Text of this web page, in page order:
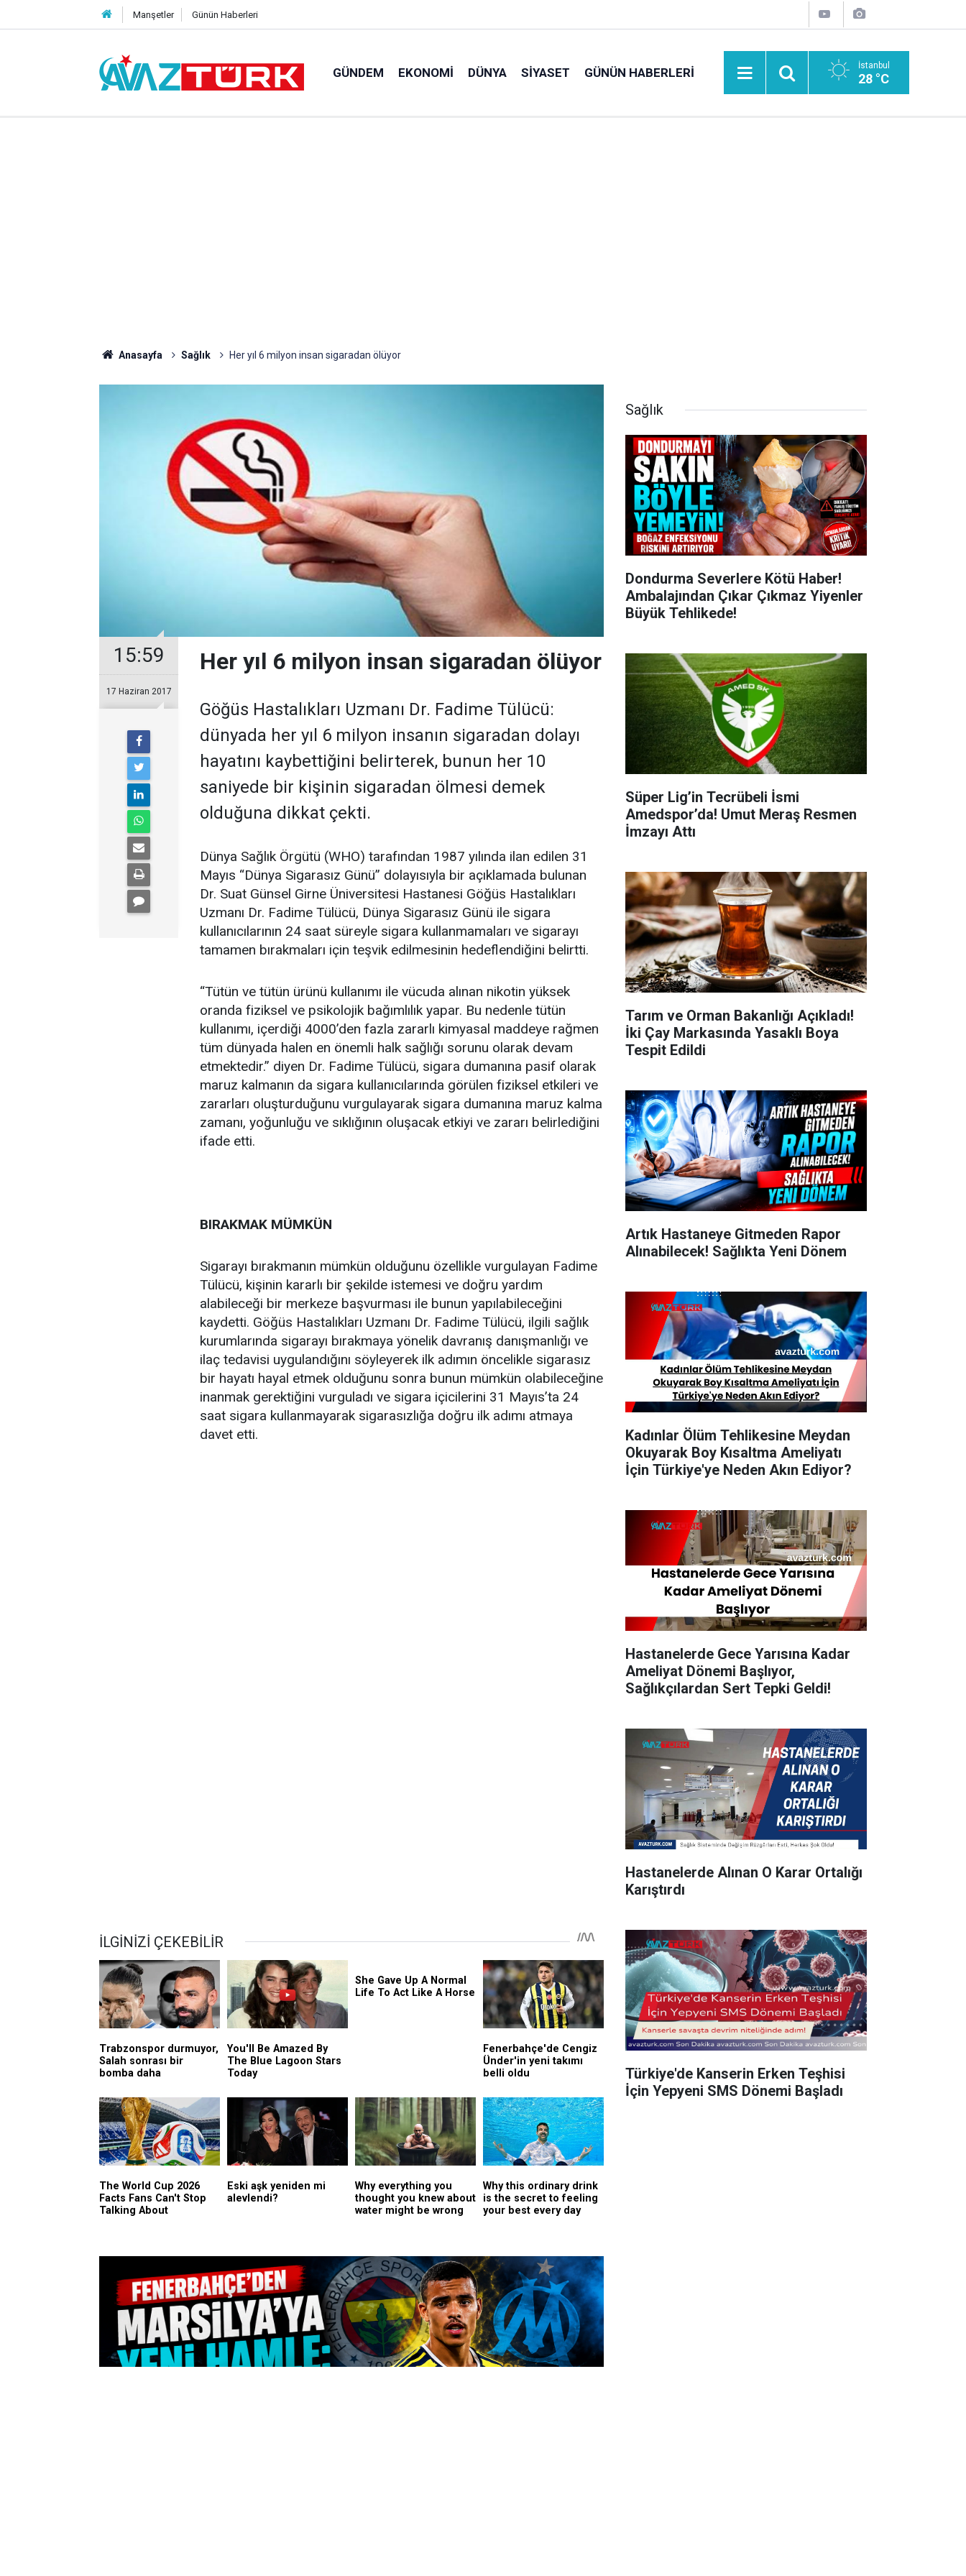
Manşetler Günün Haberleri
GÜNDEM EKONOMI DÜNYA SIYASET GÜNÜN HABERLERI İstanbul
28 °C
Anasayfa Sağlık Her yıl 6 milyon insan sigaradan ölüyor
15:59
17 Haziran 2017
Her yıl 6 milyon insan sigaradan ölüyor
Göğüs Hastalıkları Uzmanı Dr. Fadime Tülücü:
dünyada her yıl 6 milyon insanın sigaradan dolayı
hayatını kaybettiğini belirterek, bunun her 10
saniyede bir kişinin sigaradan ölmesi demek
olduğuna dikkat çekti.
Dünya Sağlık Örgütü (WHO) tarafından 1987 yılında ilan edilen 31
Mayıs “Dünya Sigarasız Günü” dolayısıyla bir açıklamada bulunan
Dr. Suat Günsel Girne Üniversitesi Hastanesi Göğüs Hastalıkları
Uzmanı Dr. Fadime Tülücü, Dünya Sigarasız Günü ile sigara
kullanıcılarının 24 saat süreyle sigara kullanmamaları ve sigarayı
tamamen bırakmaları için teşvik edilmesinin hedeflendiğini belirtti.
“Tütün ve tütün ürünü kullanımı ile vücuda alınan nikotin yüksek
oranda fiziksel ve psikolojik bağımlılık yapar. Bu nedenle tütün
kullanımı, içerdiği 4000’den fazla zararlı kimyasal maddeye rağmen
tüm dünyada halen en önemli halk sağlığı sorunu olarak devam
etmektedir.” diyen Dr. Fadime Tülücü, sigara dumanına pasif olarak
maruz kalmanın da sigara kullanıcılarında görülen fiziksel etkileri ve
zararları oluşturduğunu vurgulayarak sigara dumanına maruz kalma
zamanı, yoğunluğu ve sıklığının oluşacak etkiyi ve zararı belirlediğini
ifade etti.
BIRAKMAK MÜMKÜN
Sigarayı bırakmanın mümkün olduğunu özellikle vurgulayan Fadime
Tülücü, kişinin kararlı bir şekilde istemesi ve doğru yardım
alabileceği bir merkeze başvurması ile bunun yapılabileceğini
kaydetti. Göğüs Hastalıkları Uzmanı Dr. Fadime Tülücü, ilgili sağlık
kurumlarında sigarayı bırakmaya yönelik davranış danışmanlığı ve
ilaç tedavisi uygulandığını söyleyerek ilk adımın öncelikle sigarasız
bir hayatı hayal etmek olduğunu sonra bunun mümkün olabileceğine
inanmak gerektiğini vurguladı ve sigara içicilerini 31 Mayıs’ta 24
saat sigara kullanmayarak sigarasızlığa doğru ilk adımı atmaya
davet etti.
Sağlık
Dondurma Severlere Kötü Haber!
Ambalajından Çıkar Çıkmaz Yiyenler
Büyük Tehlikede!
Süper Lig’in Tecrübeli İsmi
Amedspor’da! Umut Meraş Resmen
İmzayı Attı
Tarım ve Orman Bakanlığı Açıkladı!
İki Çay Markasında Yasaklı Boya
Tespit Edildi
Artık Hastaneye Gitmeden Rapor
Alınabilecek! Sağlıkta Yeni Dönem
Kadınlar Ölüm Tehlikesine Meydan
Okuyarak Boy Kısaltma Ameliyatı
İçin Türkiye'ye Neden Akın Ediyor?
Hastanelerde Gece Yarısına Kadar
Ameliyat Dönemi Başlıyor,
Sağlıkçılardan Sert Tepki Geldi!
Hastanelerde Alınan O Karar Ortalığı
Karıştırdı
Türkiye'de Kanserin Erken Teşhisi
İçin Yepyeni SMS Dönemi Başladı